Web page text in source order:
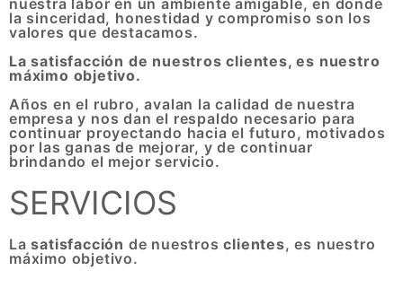
nuestra labor en un ambiente amigable, en donde
la sinceridad, honestidad y compromiso son los
valores que destacamos.
La satisfacción de nuestros clientes, es nuestro
máximo objetivo.
Años en el rubro, avalan la calidad de nuestra
empresa y nos dan el respaldo necesario para
continuar proyectando hacia el futuro, motivados
por las ganas de mejorar, y de continuar
brindando el mejor servicio.
SERVICIOS
Lasatisfacción de nuestrosclientes, es nuestro
máximo objetivo.